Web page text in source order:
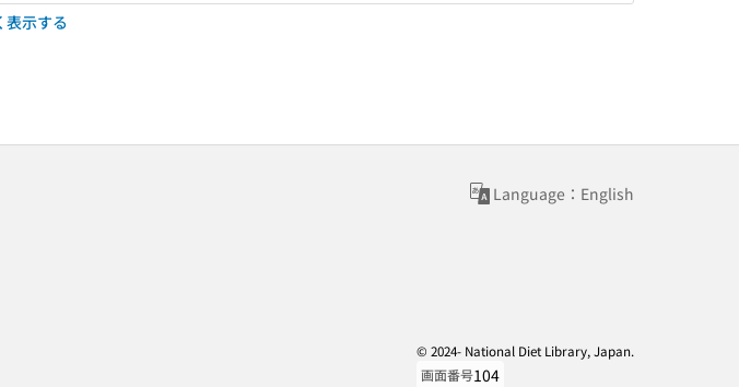
表示する
Language：English
© 2024- National Diet Library, Japan.
画面番号104